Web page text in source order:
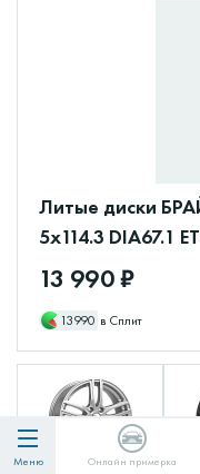
Литые диски
5x114.3 DIA67.1
13 990 ₽
13990 в Сплит
Меню Онлайн примерка